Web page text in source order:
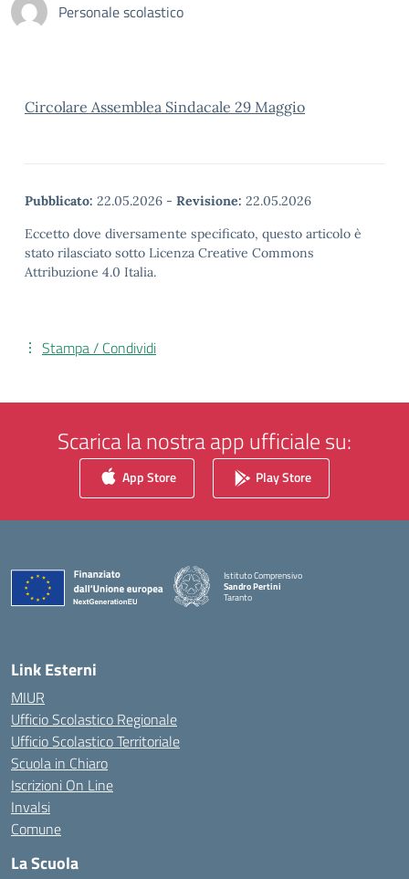
Personale scolastico
Circolare Assemblea Sindacale 29 Maggio
Pubblicato: 22.05.2026 - Revisione: 22.05.2026
Eccetto dove diversamente specificato, questo articolo è
stato rilasciato sotto Licenza Creative Commons
Attribuzione 4.0 Italia.
Stampa / Condividi
Scarica la nostra app ufficiale su:
App Store Play Store
Istituto Comprensivo
Sandro Pertini
Taranto
Link Esterni
MIUR
Ufficio Scolastico Regionale
Ufficio Scolastico Territoriale
Scuola in Chiaro
Iscrizioni On Line
Invalsi
Comune
La Scuola